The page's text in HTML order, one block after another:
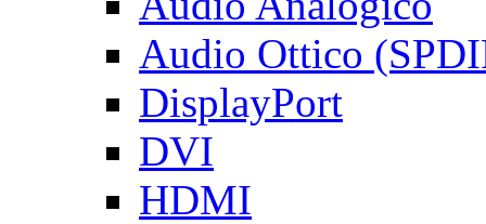
Audio Ottico
DisplayPort
DVI
HDMI